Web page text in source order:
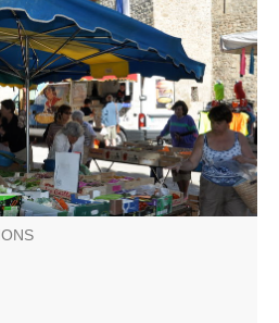
ses étals colorés et ses
montagne et Provence. Selon
fromages, vêtements,
! D'octobre à mai le
limité.